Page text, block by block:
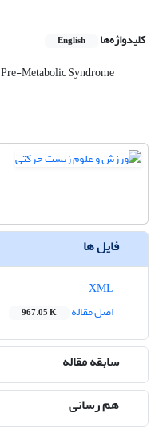
کلیدواژه‌ها English
Pre-Metabolic Syndrome
فایل ها
اصل مقاله
967.05 K
سابقه مقاله
هم رسانی